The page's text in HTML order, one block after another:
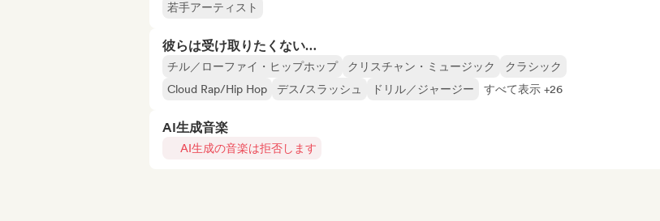
若手アーティスト
彼らは受け取りたくない…
チル／ローファイ・ヒップホップ クリスチャン・ミュージック
クラシック
Cloud Rap/Hip Hop
デス/スラッシュ ドリル／ジャージー すべて表示 +26
AI生成音楽
AI生成の音楽は拒否します